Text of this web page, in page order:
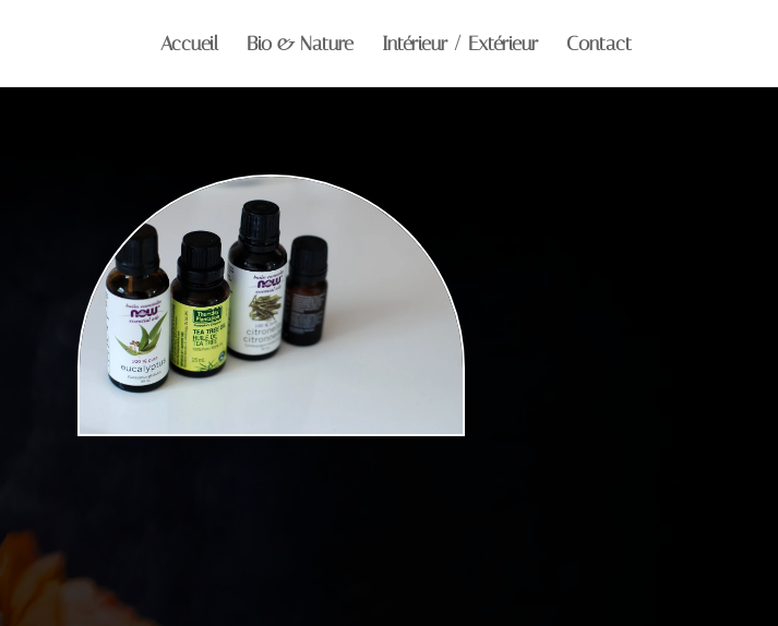
Accueil Bio & Nature Intérieur / Extérieur Contact